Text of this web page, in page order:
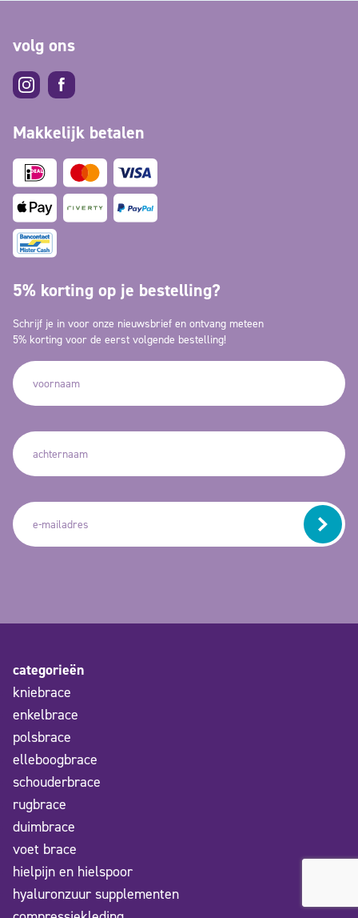
volg ons
Makkelijk betalen
5% korting op je bestelling?
Schrijf je in voor onze nieuwsbrief en ontvang meteen
5% korting voor de eerst volgende bestelling!
categorieën
kniebrace
enkelbrace
polsbrace
elleboogbrace
schouderbrace
rugbrace
duimbrace
voet brace
hielpijn en hielspoor
hyaluronzuur supplementen